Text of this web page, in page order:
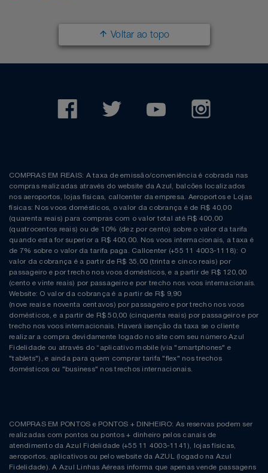
Voltar ao topo
COMPRAS EM REAIS: A taxa de emissão/conveniência é cobrada nas
compras realizadas através do website da Azul, balcões localizados
nos aeroportos, lojas físicas, callcenter da empresa. Aeroportos e Lojas
físicas: Nos voos domésticos, o valor da cobrança é de R$ 40,00
(quarenta reais) para compras com o valor total até R$ 400,00
(quatrocentos reais) ou de 10% (dez por cento) sobre o valor da tarifa
quando esta for superior a R$ 400,00. Nos voos internacionais, a taxa é
de 7% sobre o valor da tarifa paga. Callcenter (+55 11 4003-1118): O
valor da cobrança é a partir de R$ 35,00 (trinta e cinco reais) por
passageiro e por trecho nos voos domésticos, e a partir de R$ 120,00
(cento e vinte reais) por passageiro e por trecho nos voos internacionais.
Website: O valor da cobrança é a partir de R$ 9,90
(nove reais e noventa centavos) por passageiro e por trecho nos voos
domésticos, e a partir de R$ 50,00 (cinquenta reais) por passageiro e por
trecho nos voos internacionais. Haverá isenção da taxa se o cliente
realizar a compra devidamente logado no site com seu número Azul
Fidelidade ou através do “aplicativo mobile (via "smartphones" e
"tablets"), e ainda para quem comprar tarifa "flex" nos trechos
domésticos ou "business" nos trechos internacionais.
COMPRAS EM PONTOS e PONTOS + DINHEIRO: As reservas podem ser
realizadas com pontos ou pontos + dinheiro pelos canais de
atendimento da Azul Fidelidade (+55 11 4003-1141), lojas físicas,
aeroportos, aplicativos ou pelo website da AZUL (logado na Azul
Fidelidade). A Azul Linhas Aéreas informa que apenas vende passagens